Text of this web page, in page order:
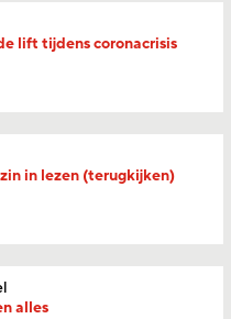
lift tijdens coronacrisis
in lezen (terugkijken)
alles